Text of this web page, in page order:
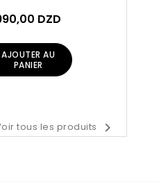
DZD
AJOUTER AU
PANIER
tous les produits 